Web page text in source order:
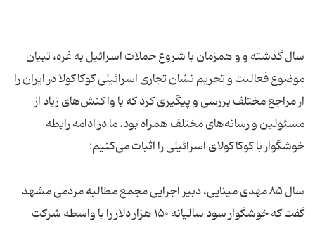
سال گذشته و و همزمان با شروع حملات اسرائیل به غزه، تبیان
موضوع فعالیت و تحریم نشان تجاری اسرائیلی کوکاکولا در ایران را
از مراجع مختلف بررسی و پیگیری کرد که با واکنش‌های زیاد از
مسئولین و رسانه‌های مختلف همراه بود. ما در ادامه رابطه
سال ۸۵ مهدی مینایی، دبیر اجرایی مجمع مطالبه مردمی مشهد
گفت که خوشگوار سود سالیانه ۱۵۰ هزار دلار را با واسطه شرکت